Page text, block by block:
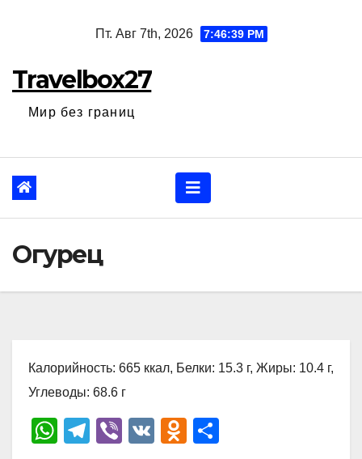
Пт. Авг 7th, 2026 7:46:40 PM
Travelbox27
Мир без границ
Огурец
Калорийность: 665 ккал, Белки: 15.3 г, Жиры: 10.4 г,
Углеводы: 68.6 г
W
T
Vi
V
O